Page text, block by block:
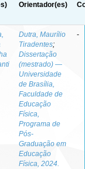
Orientador(es)
Dutra, Maurílio
Tiradentes;
Dissertação
(mestrado) —
Universidade
de Brasília,
Faculdade de
Educação
Física,
Programa de
Pós-
Graduação em
Educação
Física, 2024.
-